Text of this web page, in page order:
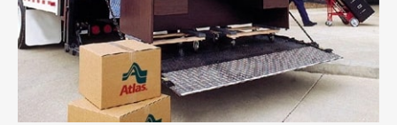
- Служебный или военный переезд может быть на
отдельном авто или догрузом (по меньшей
стоимости).
- Тайгер Логистик подберет автотранспорт, быстро и
качественно организует переезд к новому месту
службы или работы с гарантией сохранности груза и
оформлением документов, подтверждающих